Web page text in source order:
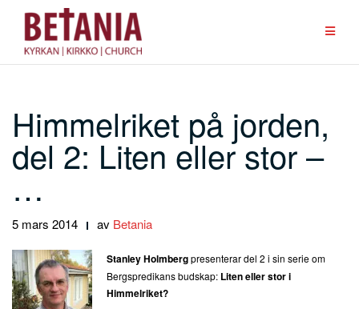
Hoppa
innehåll
Himmelriket på jorden,
del 2: Liten eller stor –
…
5 mars 2014 av Betania
Stanley Holmbergpresenterar del 2 i sin serie om
Bergspredikans budskap: Liten eller stor i
Himmelriket?